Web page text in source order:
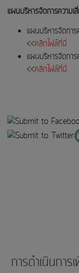
แผนบริหารจัดการความเ
แผนบริหารจัดกา
<<คลิกไฟล์ที่นี่
แผนบริหารจัดกา
<<คลิกไฟล์ที่นี่
การดำเนินกา